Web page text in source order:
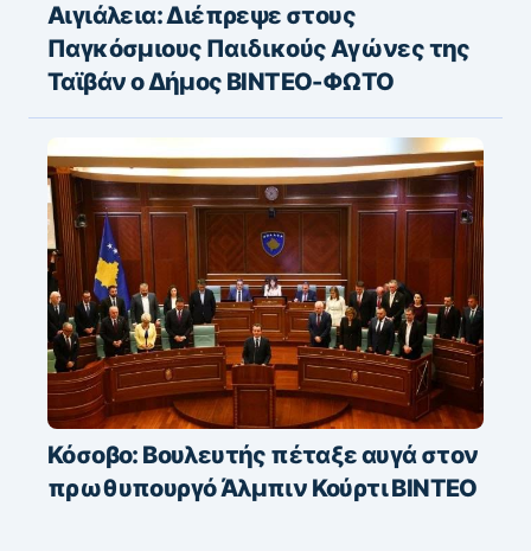
Αιγιάλεια: Διέπρεψε στους
Παγκόσμιους Παιδικούς Αγώνες της
Ταϊβάν ο Δήμος ΒΙΝΤΕΟ-ΦΩΤΟ
Κόσοβο: Βουλευτής πέταξε αυγά στον
πρωθυπουργό Άλμπιν Κούρτι ΒΙΝΤΕΟ